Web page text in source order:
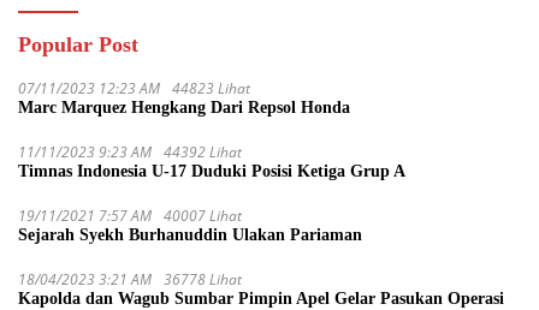
Popular Post
07/11/2023 12:23 AM 44823 Lihat
Marc Marquez Hengkang Dari Repsol Honda
11/11/2023 9:23 AM 44392 Lihat
Timnas Indonesia U-17 Duduki Posisi Ketiga Grup A
19/11/2021 7:57 AM 40007 Lihat
Sejarah Syekh Burhanuddin Ulakan Pariaman
18/04/2023 3:21 AM 36778 Lihat
Kapolda dan Wagub Sumbar Pimpin Apel Gelar Pasukan Operasi